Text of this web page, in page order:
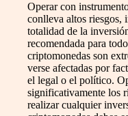
Operar con
conlleva altos riesgos,
totalidad de la
recomendada para
criptomonedas son
verse afectadas por
el legal o el político.
significativamente los
realizar cualquier